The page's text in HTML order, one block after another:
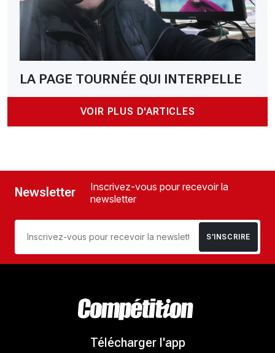
LA PAGE TOURNÉE QUI INTERPELLE
VOIR PLUS D'ARTICLES
Newsletter
Inscrivez-vous pour recevoir la
newsletter
S’INSCRIRE
Télécharger l'app